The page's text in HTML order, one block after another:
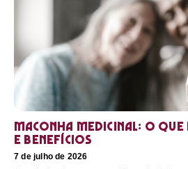
Maconha medicinal: O que
e benefícios
7 de julho de 2026